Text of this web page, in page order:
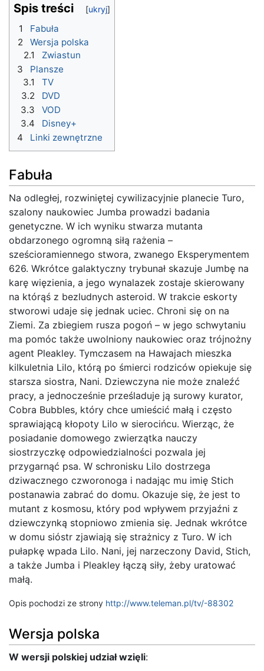
Spis treści
1
Fabuła
2
Wersja polska
2.1
Zwiastun
3
Plansze
3.1
TV
3.2
DVD
3.3
VOD
3.4
Disney+
4
Linki zewnętrzne
Fabuła
Na odległej, rozwiniętej cywilizacyjnie planecie Turo,
szalony naukowiec Jumba prowadzi badania
genetyczne. W ich wyniku stwarza mutanta
obdarzonego ogromną siłą rażenia –
sześcioramiennego stwora, zwanego Eksperymentem
626. Wkrótce galaktyczny trybunał skazuje Jumbę na
karę więzienia, a jego wynalazek zostaje skierowany
na którąś z bezludnych asteroid. W trakcie eskorty
stworowi udaje się jednak uciec. Chroni się on na
Ziemi. Za zbiegiem rusza pogoń – w jego schwytaniu
ma pomóc także uwolniony naukowiec oraz trójnożny
agent Pleakley. Tymczasem na Hawajach mieszka
kilkuletnia Lilo, którą po śmierci rodziców opiekuje się
starsza siostra, Nani. Dziewczyna nie może znaleźć
pracy, a jednocześnie prześladuje ją surowy kurator,
Cobra Bubbles, który chce umieścić małą i często
sprawiającą kłopoty Lilo w sierocińcu. Wierząc, że
posiadanie domowego zwierzątka nauczy
siostrzyczkę odpowiedzialności pozwala jej
przygarnąć psa. W schronisku Lilo dostrzega
dziwacznego czworonoga i nadając mu imię Stich
postanawia zabrać do domu. Okazuje się, że jest to
mutant z kosmosu, który pod wpływem przyjaźni z
dziewczynką stopniowo zmienia się. Jednak wkrótce
w domu sióstr zjawiają się strażnicy z Turo. W ich
pułapkę wpada Lilo. Nani, jej narzeczony David, Stich,
a także Jumba i Pleakley łączą siły, żeby uratować
małą.
Opis pochodzi ze strony http://www.teleman.pl/tv/-88302
Wersja polska
W wersji polskiej udział wzięli: